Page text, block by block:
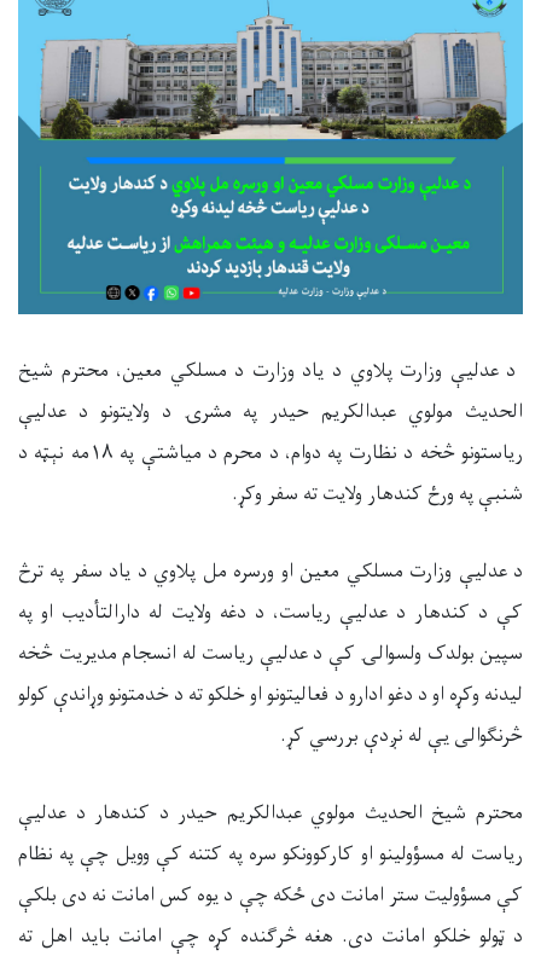
د عدلیې وزارت پلاوي د یاد وزارت د مسلکي معین، محترم شیخ
الحدیث مولوي عبدالکریم حیدر په مشرۍ د ولایتونو د عدلیې
ریاستونو څخه د نظارت په دوام، د محرم د میاشتې په ۱۸مه نېټه د
‌شنبې په ورځ کندهار ولایت ته سفر وکړ.
د عدلیې وزارت مسلکي معین او ورسره مل پلاوي د یاد سفر په ترڅ
کې د کندهار د عدلیې ریاست، د دغه ولایت له دارالتأدیب او په
سپین بولدک ولسوالۍ کې د عدلیې ریاست له انسجام مدیریت څخه
لیدنه وکړه او د دغو ادارو د فعالیتونو او خلکو ته د خدمتونو وړاندې کولو
څرنګوالی یې له نږدې بررسي کړ.
محترم شیخ الحدیث مولوي عبدالکریم حیدر د کندهار د عدلیې
ریاست له مسؤولینو او کارکوونکو سره په کتنه کې وویل چې په نظام
کې مسؤولیت ستر امانت دی ځکه چې د یوه کس امانت نه دی بلکې
د ټولو خلکو امانت دی. هغه څرګنده کړه چې امانت باید اهل ته